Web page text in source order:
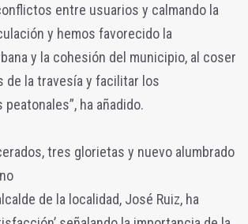
entre usuarios y calmando la
y hemos favorecido la
y la cohesión del municipio, al coser
de la travesía y facilitar los
ha añadido.
tres glorietas y nuevo alumbrado
de la localidad, José Ruiz, ha